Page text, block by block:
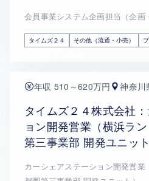
会員事業システム企画担当（企画
タイムズ２４ その他（流通・小売）
年収 510～620万円 神奈川
タイムズ２４株式会社
ョン開発営業（横浜ラ
第三事業部 開発ユニット
カーシェアステーション開発営